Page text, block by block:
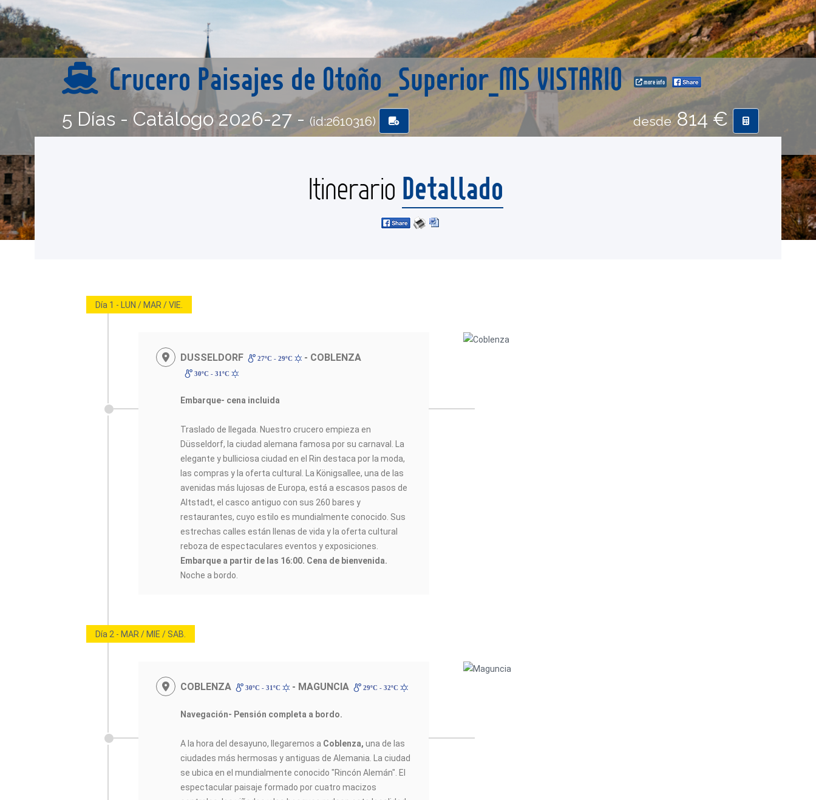
Crucero Paisajes de Otoño _Superior_MS VISTARIO more info
5 Días - Catálogo 2026-27 - (id:2610316) desde814 €
Itinerario Detallado
Día 1 - LUN / MAR / VIE.
DUSSELDORF 27ºC - 29ºC - COBLENZA
30ºC - 31ºC
Embarque- cena incluida
Traslado de llegada. Nuestro crucero empieza en
Düsseldorf, la ciudad alemana famosa por su carnaval. La
elegante y bulliciosa ciudad en el Rin destaca por la moda,
las compras y la oferta cultural. La Königsallee, una de las
avenidas más lujosas de Europa, está a escasos pasos de
Altstadt, el casco antiguo con sus 260 bares y
restaurantes, cuyo estilo es mundialmente conocido. Sus
estrechas calles están llenas de vida y la oferta cultural
reboza de espectaculares eventos y exposiciones.
Embarque a partir de las 16:00. Cena de bienvenida.
Noche a bordo.
Día 2 - MAR / MIE / SAB.
COBLENZA 30ºC - 31ºC - MAGUNCIA 29ºC - 32ºC
Navegación- Pensión completa a bordo.
A la hora del desayuno, llegaremos a Coblenza, una de las
ciudades más hermosas y antiguas de Alemania. La ciudad
se ubica en el mundialmente conocido "Rincón Alemán". El
espectacular paisaje formado por cuatro macizos